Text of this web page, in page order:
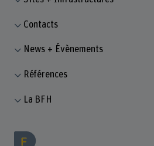
Contacts
News + Évènements
Références
La BFH